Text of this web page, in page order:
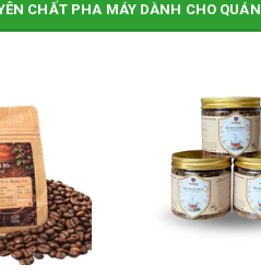
CHẤT PHA MÁY DÀNH CHO QUÁN